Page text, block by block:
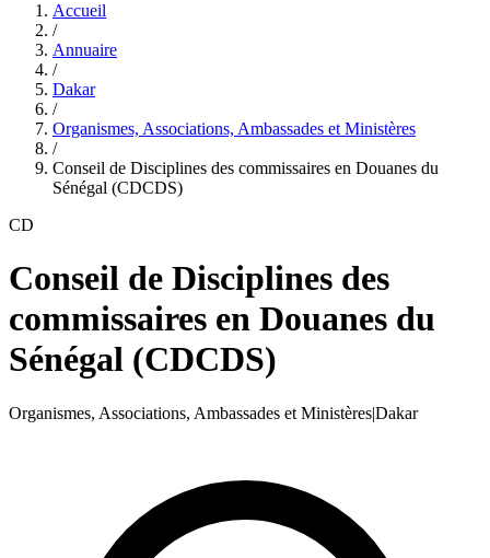
Accueil
/
Annuaire
/
Dakar
/
Organismes, Associations, Ambassades et Ministères
/
Conseil de Disciplines des commissaires en Douanes du
Sénégal (CDCDS)
CD
Conseil de Disciplines des
commissaires en Douanes du
Sénégal (CDCDS)
Organismes, Associations, Ambassades et Ministères|Dakar